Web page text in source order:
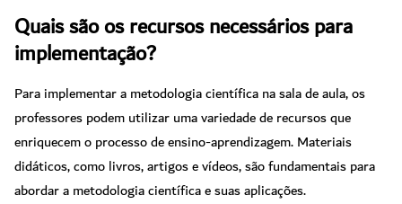
Quais são os recursos necessários para
implementação?
Para implementar a metodologia científica na sala de aula, os
professores podem utilizar uma variedade de recursos que
enriquecem o processo de ensino-aprendizagem. Materiais
didáticos, como livros, artigos e vídeos, são fundamentais para
abordar a metodologia científica e suas aplicações.